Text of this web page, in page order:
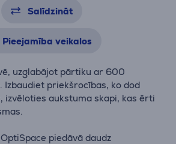
Salīdzināt
Pieejamība veikalos
uzglabājot pārtiku ar 600
Izbaudiet priekšrocības, ko dod
izvēloties aukstuma skapi, kas ērti
piedāvā daudz